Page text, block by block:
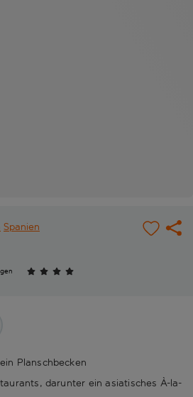
Spanien
Planschbecken
darunter ein asiatisches À-la-